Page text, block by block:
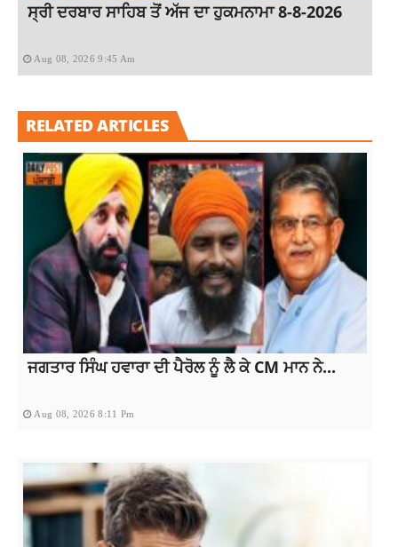
ਸ੍ਰੀ ਦਰਬਾਰ ਸਾਹਿਬ ਤੋਂ ਅੱਜ ਦਾ ਹੁਕਮਨਾਮਾ 8-8-2026
Aug 08, 2026 9:45 Am
RELATED ARTICLES
ਜਗਤਾਰ ਸਿੰਘ ਹਵਾਰਾ ਦੀ ਪੈਰੋਲ ਨੂੰ ਲੈ ਕੇ CM ਮਾਨ ਨੇ...
Aug 08, 2026 8:11 Pm